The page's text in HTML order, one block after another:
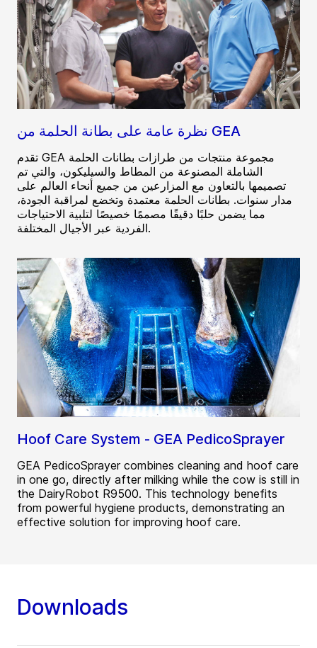
نظرة عامة على بطانة الحلمة من GEA
تقدم GEA مجموعة منتجات من طرازات بطانات الحلمة
الشاملة المصنوعة من المطاط والسيليكون، والتي تم
تصميمها بالتعاون مع المزارعين من جميع أنحاء العالم على
مدار سنوات. بطانات الحلمة معتمدة وتخضع لمراقبة الجودة،
مما يضمن حلبًا دقيقًا مصممًا خصيصًا لتلبية الاحتياجات
الفردية عبر الأجيال المختلفة.
Hoof Care System - GEA PedicoSprayer
GEA PedicoSprayer combines cleaning and hoof care
in one go, directly after milking while the cow is still in
the DairyRobot R9500. This technology benefits
from powerful hygiene products, demonstrating an
effective solution for improving hoof care.
Downloads